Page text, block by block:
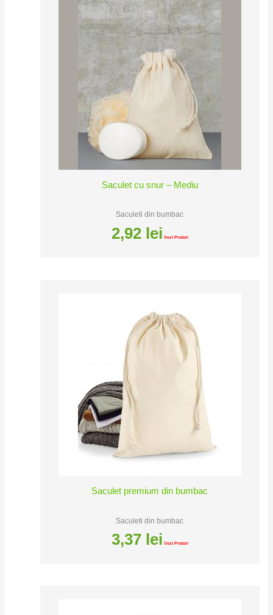
Saculet cu snur – Mediu
Saculeti din bumbac
2,92 lei Vezi Preturi
Saculet premium din bumbac
Saculeti din bumbac
3,37 lei Vezi Preturi